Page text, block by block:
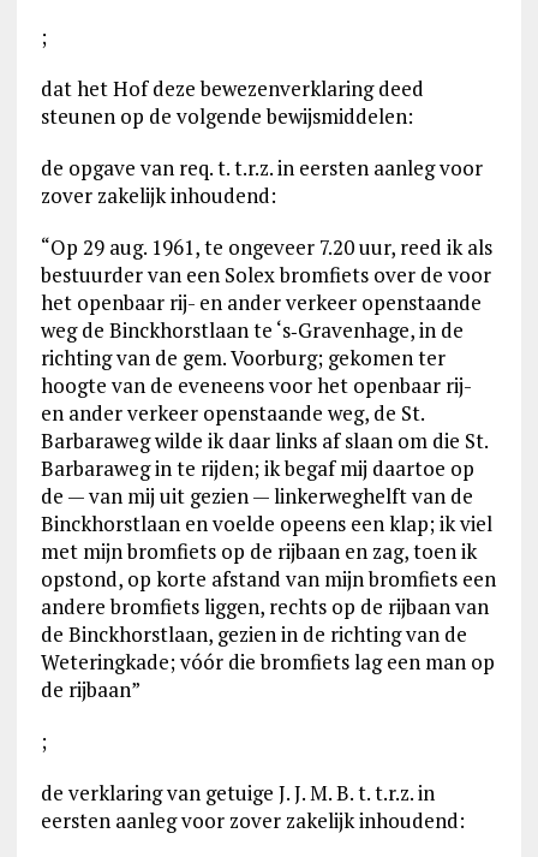
;
dat het Hof deze bewezenverklaring deed
steunen op de volgende bewijsmiddelen:
de opgave van req. t. t.r.z. in eersten aanleg voor
zover zakelijk inhoudend:
“Op 29 aug. 1961, te ongeveer 7.20 uur, reed ik als
bestuurder van een Solex bromfiets over de voor
het openbaar rij- en ander verkeer openstaande
weg de Binckhorstlaan te ‘s‑Gravenhage, in de
richting van de gem. Voorburg; gekomen ter
hoogte van de eveneens voor het openbaar rij-
en ander verkeer openstaande weg, de St.
Barbaraweg wilde ik daar links af slaan om die St.
Barbaraweg in te rijden; ik begaf mij daartoe op
de — van mij uit gezien — linkerweghelft van de
Binckhorstlaan en voelde opeens een klap; ik viel
met mijn bromfiets op de rijbaan en zag, toen ik
opstond, op korte afstand van mijn bromfiets een
andere bromfiets liggen, rechts op de rijbaan van
de Binckhorstlaan, gezien in de richting van de
Weteringkade; vóór die bromfiets lag een man op
de rijbaan”
;
de verklaring van getuige J. J. M. B. t. t.r.z. in
eersten aanleg voor zover zakelijk inhoudend: